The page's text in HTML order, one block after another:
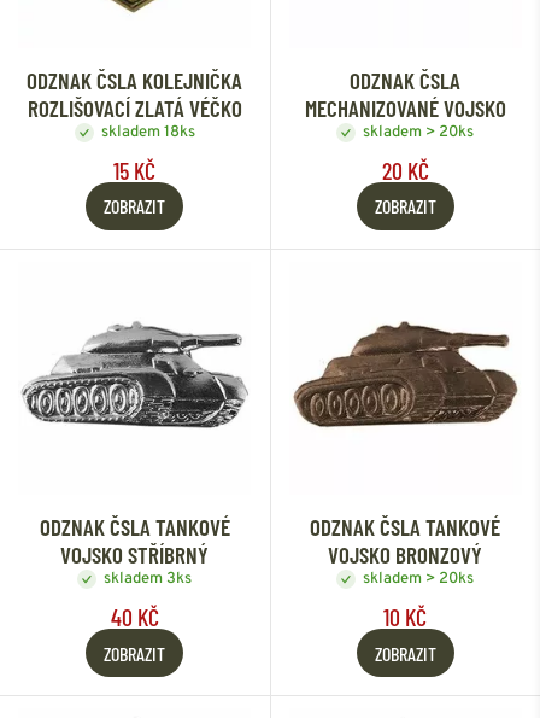
ODZNAK ČSLA KOLEJNIČKA
ROZLIŠOVACÍ ZLATÁ VÉČKO
skladem 18ks
15 KČ
ZOBRAZIT
ODZNAK ČSLA
MECHANIZOVANÉ VOJSKO
skladem > 20ks
20 KČ
ZOBRAZIT
ODZNAK ČSLA TANKOVÉ
VOJSKO STŘÍBRNÝ
skladem 3ks
40 KČ
ZOBRAZIT
ODZNAK ČSLA TANKOVÉ
VOJSKO BRONZOVÝ
skladem > 20ks
10 KČ
ZOBRAZIT